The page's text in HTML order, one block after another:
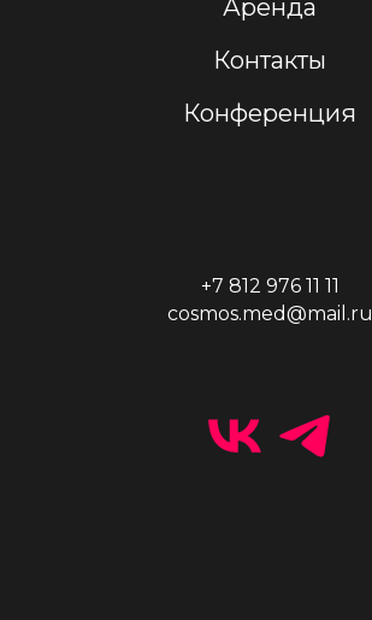
Аренда
Контакты
Конференция
+7 812 976 11 11
cosmos.med@mail.ru